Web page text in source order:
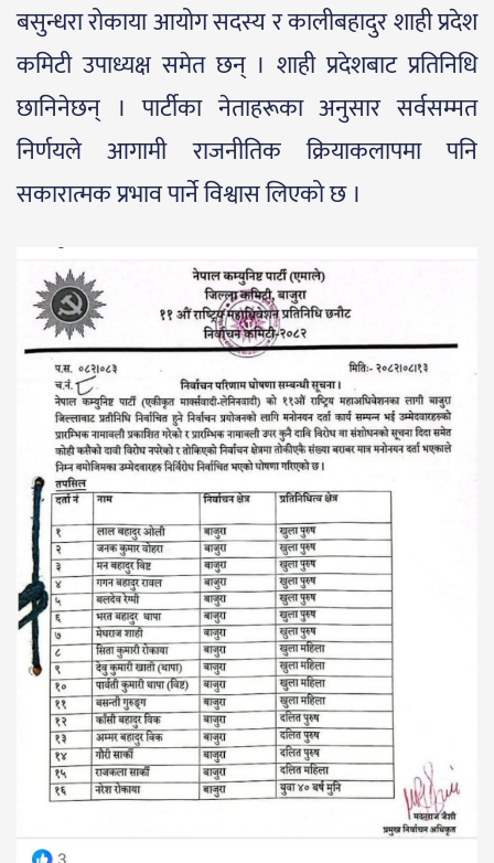
बसुन्धरा रोकाया आयोग सदस्य र कालीबहादुर शाही प्रदेश
कमिटी उपाध्यक्ष समेत छन् । शाही प्रदेशबाट प्रतिनिधि
छानिनेछन् । पार्टीका नेताहरूका अनुसार सर्वसम्मत
निर्णयले आगामी राजनीतिक क्रियाकलापमा पनि
सकारात्मक प्रभाव पार्ने विश्वास लिएको छ ।